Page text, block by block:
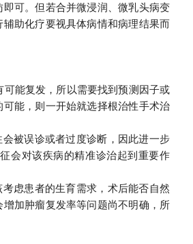
即可。但若合并微浸润、微乳头病变
助化疗要视具体病情和病理结果而
能复发，所以需要找到预测因子或
能，则一开始就选择根治性手术治
被误诊或者过度诊断，因此进一步
会对该疾病的精准诊治起到重要作
虑患者的生育需求，术后能否自然
加肿瘤复发率等问题尚不明确，所